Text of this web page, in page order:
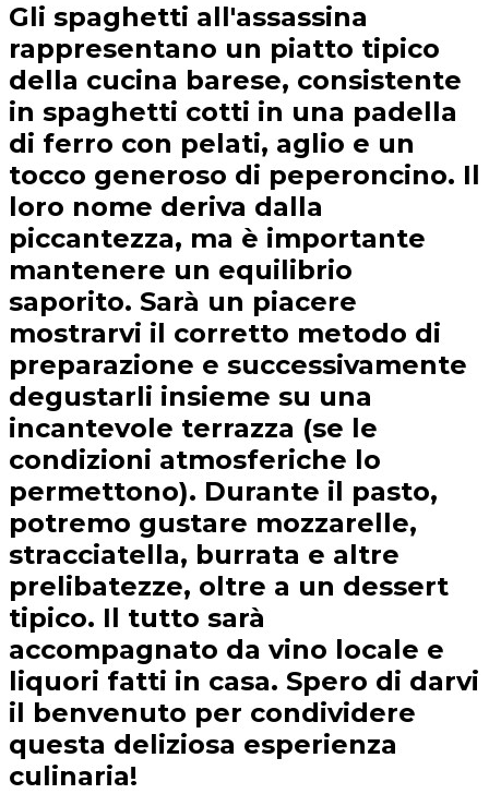
Gli spaghetti all'assassina
rappresentano un piatto tipico
della cucina barese, consistente
in spaghetti cotti in una padella
di ferro con pelati, aglio e un
tocco generoso di peperoncino. Il
loro nome deriva dalla
piccantezza, ma è importante
mantenere un equilibrio
saporito. Sarà un piacere
mostrarvi il corretto metodo di
preparazione e successivamente
degustarli insieme su una
incantevole terrazza (se le
condizioni atmosferiche lo
permettono). Durante il pasto,
potremo gustare mozzarelle,
stracciatella, burrata e altre
prelibatezze, oltre a un dessert
tipico. Il tutto sarà
accompagnato da vino locale e
liquori fatti in casa. Spero di darvi
il benvenuto per condividere
questa deliziosa esperienza
culinaria!